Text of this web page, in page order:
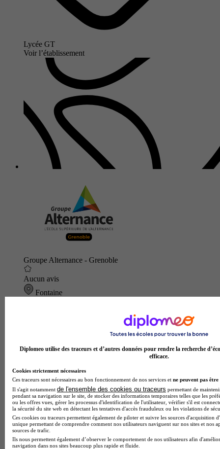
Lycée GT
Voir l’établissement
Groupe Alternance - Grenoble
Aucun avis
Fontaine
Diplomeo utilise des traceurs et d’autres données pour rendre la recherche
efficace.
Cookies strictement nécessaires
Ces traceurs sont nécessaires au bon fonctionnement de nos services et ne peuvent pas être
Il s'agit notamment de l'ensemble des cookies ou traceurs permettant de
pendant sa navigation sur le site, de stocker des informations temporaires telles que les
ou les offres vues, gérer les processus d'identification de l'utilisateur, vérifier s'il est
la sécurité du site web en détectant les tentatives d'accès frauduleux ou les violations de
Ces cookies ou traceurs permettent également de piloter et suivre les sources d'acquisition
unique permettant de comprendre comment nos utilisateurs naviguent sur nos sites et nos
sources de trafic.
Ils nous permettent également d’observer le comportement de nos utilisateurs afin
navigation dans nos sites beaucoup plus rapide et fluide.